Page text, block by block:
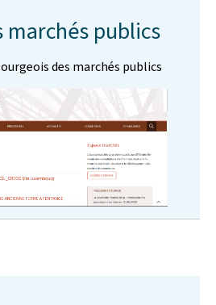
marchés publics
des marchés publics